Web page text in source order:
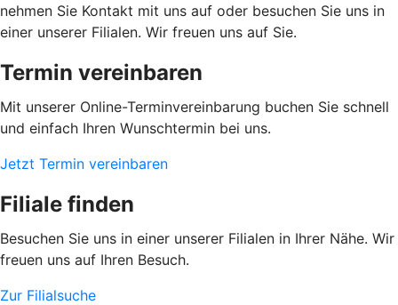
nehmen Sie Kontakt mit uns auf oder besuchen Sie uns in
einer unserer Filialen. Wir freuen uns auf Sie.
Termin vereinbaren
Mit unserer Online-Terminvereinbarung buchen Sie schnell
und einfach Ihren Wunschtermin bei uns.
Jetzt Termin vereinbaren
Filiale finden
Besuchen Sie uns in einer unserer Filialen in Ihrer Nähe. Wir
freuen uns auf Ihren Besuch.
Zur Filialsuche